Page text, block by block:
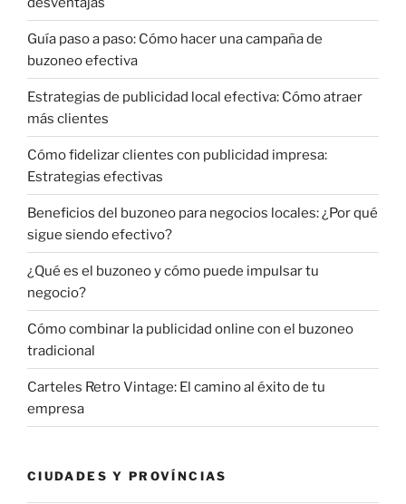
Guía paso a paso: Cómo hacer una campaña de
buzoneo efectiva
Estrategias de publicidad local efectiva: Cómo atraer
más clientes
Cómo fidelizar clientes con publicidad impresa:
Estrategias efectivas
Beneficios del buzoneo para negocios locales: ¿Por qué
sigue siendo efectivo?
¿Qué es el buzoneo y cómo puede impulsar tu
negocio?
Cómo combinar la publicidad online con el buzoneo
tradicional
Carteles Retro Vintage: El camino al éxito de tu
empresa
CIUDADES Y PROVÍNCIAS